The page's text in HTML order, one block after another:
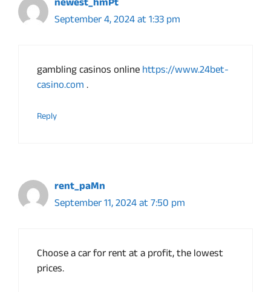
newest_hmPt
September 4, 2024 at 1:33 pm
gambling casinos onlinehttps://www.24bet-
casino.com.
Reply
rent_paMn
September 11, 2024 at 7:50 pm
Choose a car for rent at a profit, the lowest
prices.